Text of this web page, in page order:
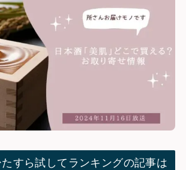
すら試してランキングの記事は